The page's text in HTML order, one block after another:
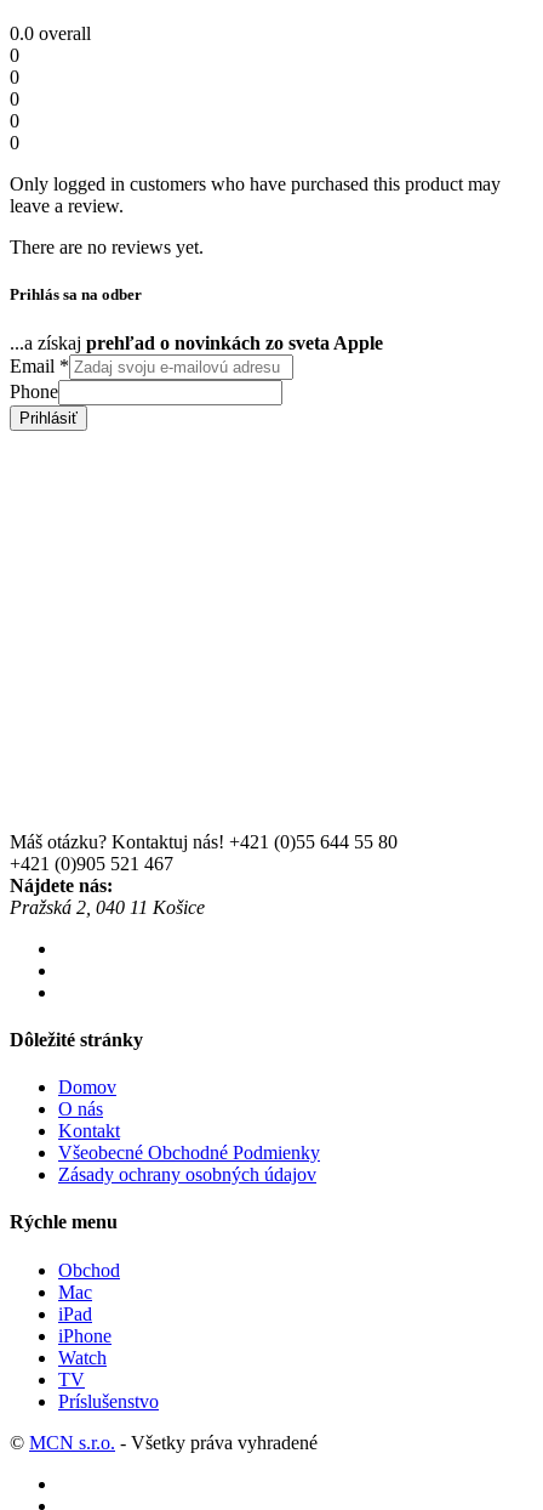
0.0 overall
0
0
0
0
0
Only logged in customers who have purchased this product may
leave a review.
There are no reviews yet.
Prihlás sa na odber
...a získaj prehľad o novinkách zo sveta Apple
Email *
Phone
Prihlásiť
Máš otázku? Kontaktuj nás! +421 (0)55 644 55 80
+421 (0)905 521 467
Nájdete nás:
Pražská 2, 040 11 Košice
Dôležité stránky
Domov
O nás
Kontakt
Všeobecné Obchodné Podmienky
Zásady ochrany osobných údajov
Rýchle menu
Obchod
Mac
iPad
iPhone
Watch
TV
Príslušenstvo
© MCN s.r.o. - Všetky práva vyhradené